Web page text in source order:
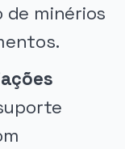
de minérios